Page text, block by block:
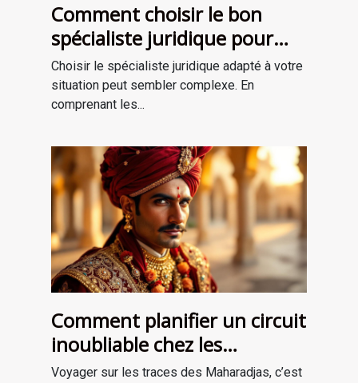
Comment choisir le bon
spécialiste juridique pour
vos besoins ?
Choisir le spécialiste juridique adapté à votre
situation peut sembler complexe. En
comprenant les...
Comment planifier un circuit
inoubliable chez les
Maharadjas ?
Voyager sur les traces des Maharadjas, c’est